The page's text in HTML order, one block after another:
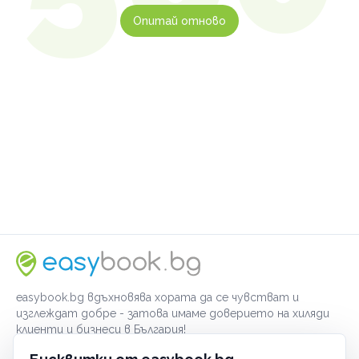
Опитай отново
easybook.bg вдъхновява хората да се чувстват и
изглеждат добре - затова имаме доверието на хиляди
клиенти и бизнеси в България!